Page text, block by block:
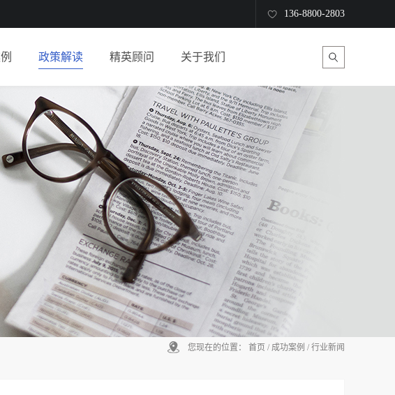
136-8800-2803
政策解读 精英顾问 关于我们
您现在的位置： 首页 / 成功案例 / 行业新闻